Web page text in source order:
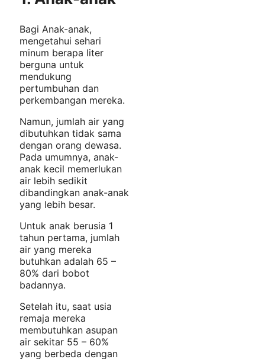
Bagi Anak-anak,
mengetahui sehari
minum berapa liter
berguna untuk
mendukung
pertumbuhan dan
perkembangan mereka.
Namun, jumlah air yang
dibutuhkan tidak sama
dengan orang dewasa.
Pada umumnya, anak-
anak kecil memerlukan
air lebih sedikit
dibandingkan anak-anak
yang lebih besar.
Untuk anak berusia 1
tahun pertama, jumlah
air yang mereka
butuhkan adalah 65 –
80% dari bobot
badannya.
Setelah itu, saat usia
remaja mereka
membutuhkan asupan
air sekitar 55 – 60%
yang berbeda dengan